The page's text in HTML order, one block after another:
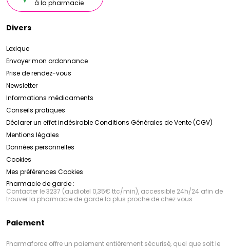
à la pharmacie
Divers
Lexique
Envoyer mon ordonnance
Prise de rendez-vous
Newsletter
Informations médicaments
Conseils pratiques
Déclarer un effet indésirableConditions Générales de Vente (CGV)
Mentions légales
Données personnelles
Cookies
Mes préférences Cookies
Pharmacie de garde :
Contacter le 3237 (audiotel 0,35€ ttc/min), accessible 24h/24 afin de
trouver la pharmacie de garde la plus proche de chez vous
Paiement
Pharmaforce offre un paiement entièrement sécurisé, quel que soit le